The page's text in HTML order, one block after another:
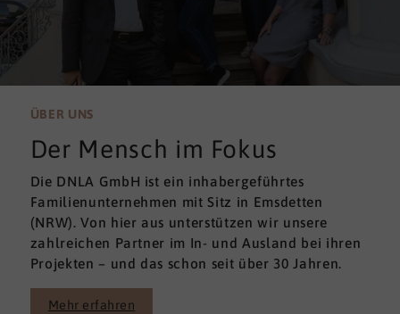
ÜBER UNS
Der Mensch im Fokus
Die DNLA GmbH ist ein inhabergeführtes
Familienunternehmen mit Sitz in Emsdetten
(NRW). Von hier aus unterstützen wir unsere
zahlreichen Partner im In- und Ausland bei ihren
Projekten – und das schon seit über 30 Jahren.
Mehr erfahren